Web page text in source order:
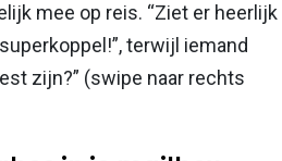
mee op reis. “Ziet er heerlijk
terwijl iemand
zijn?” (swipe naar rechts